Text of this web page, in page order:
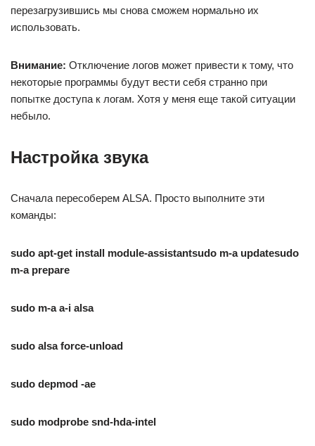
перезагрузившись мы снова сможем нормально их
использовать.
Внимание: Отключение логов может привести к тому, что
некоторые программы будут вести себя странно при
попытке доступа к логам. Хотя у меня еще такой ситуации
небыло.
Настройка звука
Сначала пересоберем ALSA. Просто выполните эти
команды:
sudo apt-get install module-assistantsudo m-a updatesudo
m-a prepare
sudo m-a a-i alsa
sudo alsa force-unload
sudo depmod -ae
sudo modprobe snd-hda-intel